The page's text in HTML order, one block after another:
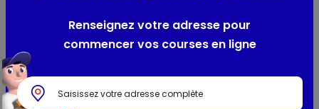
Informations complémentaires
Renseignez votre adresse pour
commencer vos courses en ligne